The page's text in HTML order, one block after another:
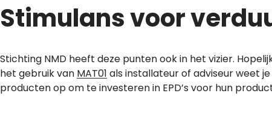
Stimulans voor
Stichting NMD heeft deze punten ook in het vizier.
het gebruik van MAT01 als installateur of adviseur weet
producten op om te investeren in EPD’s voor hun